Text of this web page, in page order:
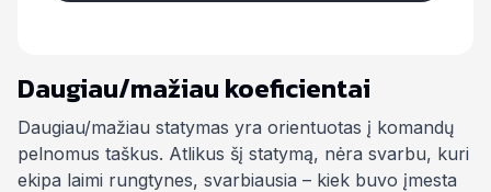
Daugiau/mažiau koeficientai
Daugiau/mažiau statymas yra orientuotas į komandų
pelnomus taškus. Atlikus šį statymą, nėra svarbu, kuri
ekipa laimi rungtynes, svarbiausia – kiek buvo įmesta